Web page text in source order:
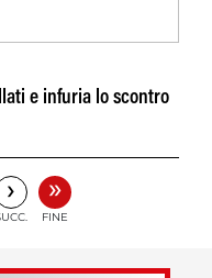
e infuria lo scontro
› »
FINE